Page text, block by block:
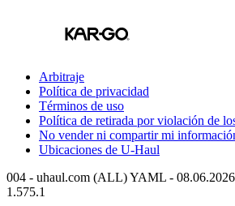
Arbitraje
Política de privacidad
Términos de uso
Política de retirada por violación de
No vender ni compartir mi
Ubicaciones de U-Haul
004 - uhaul.com (ALL) YAML - 08.06.2026
1.575.1